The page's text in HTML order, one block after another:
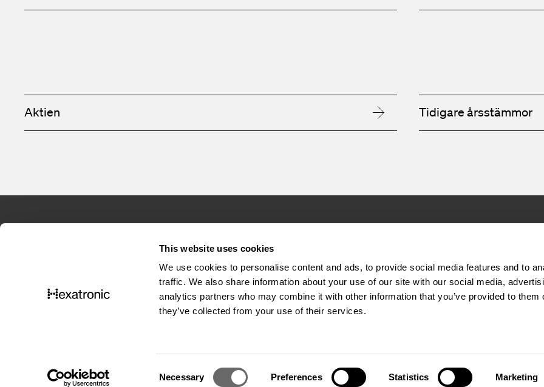
This website uses cookies
We use cookies to personalise content and ads, to provide social media features and to
traffic. We also share information about your use of our site with our social media,
analytics partners who may combine it with other information that you’ve provided to them
they’ve collected from your use of their services.
Necessary Preferences Statistics Marketing
Aktien Tidigare årsstämmor
Om oss
Hållbarhet
Nyheter
Kontakt
The product assortment on this website may differ from what is available where you are located. Do you